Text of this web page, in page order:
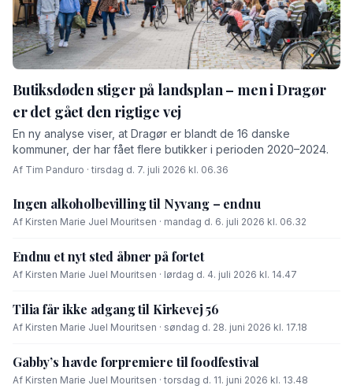
Butiksdøden stiger på landsplan – men i Dragør
er det gået den rigtige vej
En ny analyse viser, at Dragør er blandt de 16 danske
kommuner, der har fået flere butikker i perioden 2020–2024.
Af Tim Panduro · tirsdag d. 7. juli 2026 kl. 06.36
Ingen alkoholbevilling til Nyvang – endnu
Af Kirsten Marie Juel Mouritsen · mandag d. 6. juli 2026 kl. 06.32
Endnu et nyt sted åbner på fortet
Af Kirsten Marie Juel Mouritsen · lørdag d. 4. juli 2026 kl. 14.47
Tilia får ikke adgang til Kirkevej 56
Af Kirsten Marie Juel Mouritsen · søndag d. 28. juni 2026 kl. 17.18
Gabby’s havde forpremiere til foodfestival
Af Kirsten Marie Juel Mouritsen · torsdag d. 11. juni 2026 kl. 13.48